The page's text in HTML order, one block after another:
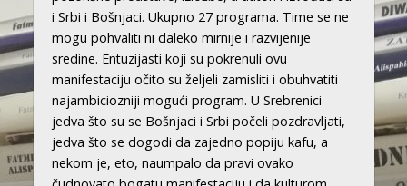
i Srbi i Bošnjaci. Ukupno 27 programa. Time se ne
mogu pohvaliti ni daleko mirnije i razvijenije
sredine. Entuzijasti koji su pokrenuli ovu
manifestaciju očito su željeli zamisliti i obuhvatiti
najambiciozniji mogući program. U Srebrenici
jedva što su se Bošnjaci i Srbi počeli pozdravljati,
jedva što se dogodi da zajedno popiju kafu, a
nekom je, eto, naumpalo da pravi ovako